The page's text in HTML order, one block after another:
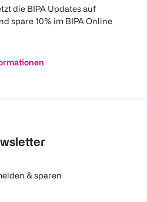
die BIPA Updates auf
spare 10% im BIPA Online
& sparen